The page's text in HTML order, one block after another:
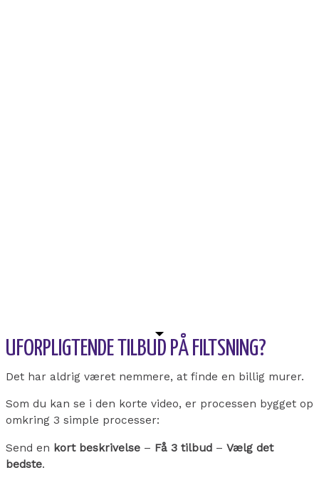
UFORPLIGTENDE TILBUD PÅ FILTSNING?
Det har aldrig været nemmere, at finde en billig murer.
Som du kan se i den korte video, er processen bygget op
omkring 3 simple processer:
Send en kort beskrivelse – Få 3 tilbud – Vælg det
bedste.